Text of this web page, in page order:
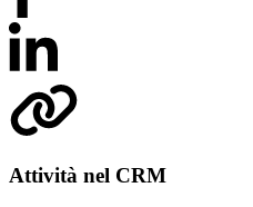
Attività nel CRM